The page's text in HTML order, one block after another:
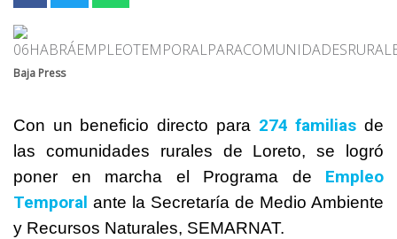
Baja Press
Con un beneficio directo para 274 familias de
las comunidades rurales de Loreto, se logró
poner en marcha el Programa de Empleo
Temporal ante la Secretaría de Medio Ambiente
y Recursos Naturales, SEMARNAT.